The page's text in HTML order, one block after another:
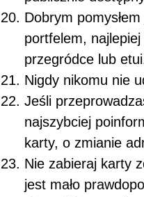
Dobrym
portfelem,
przegródce lub
Nigdy nikomu nie
Jeśli
najszybciej
karty, o zmianie
Nie zabieraj karty
jest mało